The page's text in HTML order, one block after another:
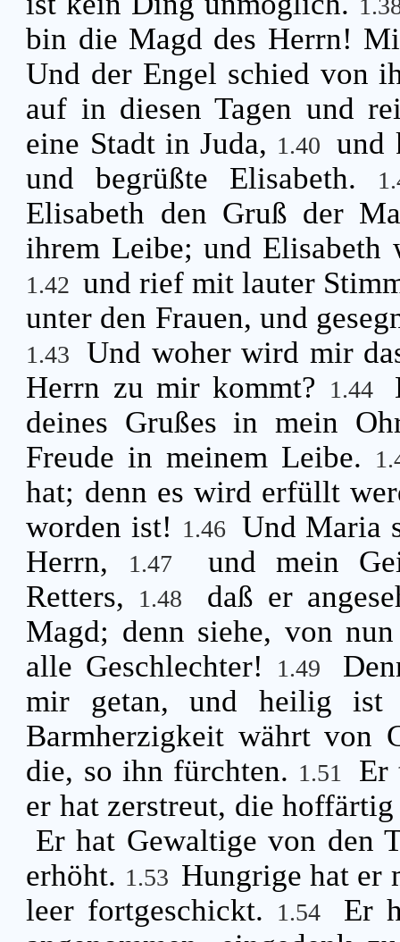
bin die Magd des Herrn!
Und der Engel schied von
auf in diesen Tagen und
eine Stadt in Juda, 1.40
und
und begrüßte Elisabeth.
Elisabeth den Gruß der
ihrem Leibe; und
1.42 und rief mit lauter
unter den Frauen, und
1.43
Und woher wird mir
Herrn zu mir kommt?
1.44
deines Grußes in mein
Freude in meinem Leibe.
hat; denn es wird erfüllt
worden ist! 1.46 Und Maria
Herrn,
1.47
und mein
Retters,
1.48
daß er
Magd; denn siehe, von
alle Geschlechter!
1.49
mir getan, und heilig
Barmherzigkeit währt von
die, so ihn fürchten. 1.51
Er
er hat zerstreut, die
Er hat Gewaltige von den
erhöht. 1.53 Hungrige hat er
leer fortgeschickt.
1.54
Er